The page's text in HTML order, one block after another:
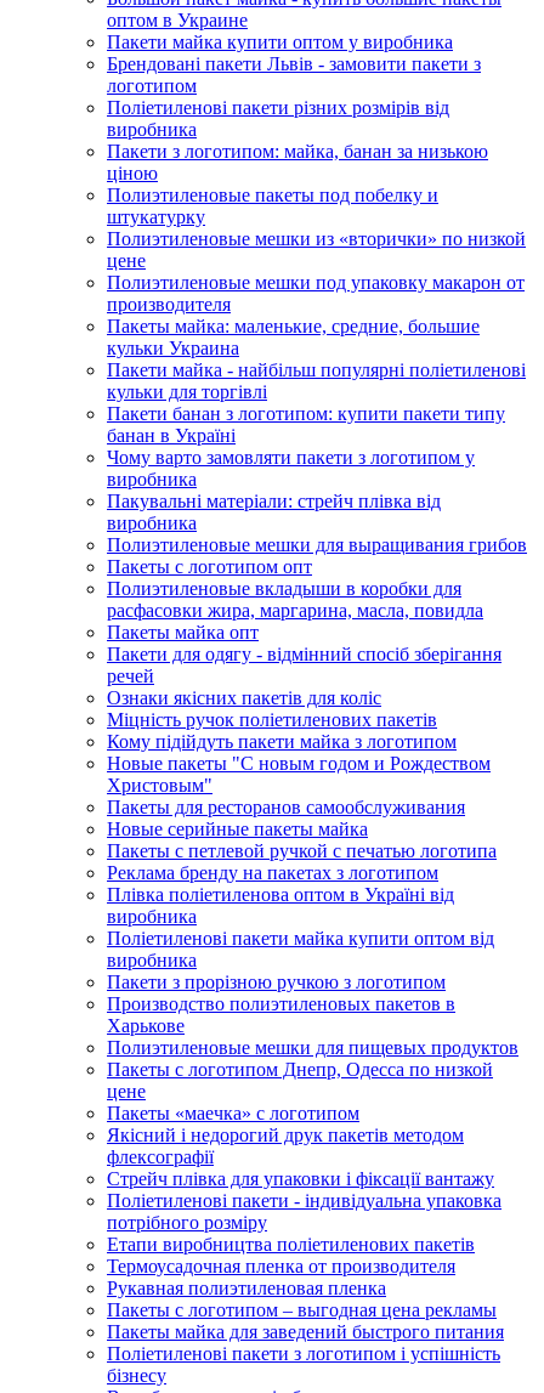
оптом в Украине
Пакети майка купити оптом у виробника
Брендовані пакети Львів - замовити пакети з
логотипом
Поліетиленові пакети різних розмірів від
виробника
Пакети з логотипом: майка, банан за низькою
ціною
Полиэтиленовые пакеты под побелку и
штукатурку
Полиэтиленовые мешки из «вторички» по низкой
цене
Полиэтиленовые мешки под упаковку макарон от
производителя
Пакеты майка: маленькие, средние, большие
кульки Украина
Пакети майка - найбільш популярні поліетиленові
кульки для торгівлі
Пакети банан з логотипом: купити пакети типу
банан в Україні
Чому варто замовляти пакети з логотипом у
виробника
Пакувальні матеріали: стрейч плівка від
виробника
Полиэтиленовые мешки для выращивания грибов
Пакеты с логотипом опт
Полиэтиленовые вкладыши в коробки для
расфасовки жира, маргарина, масла, повидла
Пакеты майка опт
Пакети для одягу - відмінний спосіб зберігання
речей
Ознаки якісних пакетів для коліс
Міцність ручок поліетиленових пакетів
Кому підійдуть пакети майка з логотипом
Новые пакеты "С новым годом и Рождеством
Христовым"
Пакеты для ресторанов самообслуживания
Новые серийные пакеты майка
Пакеты с петлевой ручкой с печатью логотипа
Реклама бренду на пакетах з логотипом
Плівка поліетиленова оптом в Україні від
виробника
Поліетиленові пакети майка купити оптом від
виробника
Пакети з прорізною ручкою з логотипом
Производство полиэтиленовых пакетов в
Харькове
Полиэтиленовые мешки для пищевых продуктов
Пакеты с логотипом Днепр, Одесса по низкой
цене
Пакеты «маечка» с логотипом
Якісний і недорогий друк пакетів методом
флексографії
Стрейч плівка для упаковки і фіксації вантажу
Поліетиленові пакети - індивідуальна упаковка
потрібного розміру
Етапи виробництва поліетиленових пакетів
Термоусадочная пленка от производителя
Рукавная полиэтиленовая пленка
Пакеты с логотипом – выгодная цена рекламы
Пакеты майка для заведений быстрого питания
Поліетиленові пакети з логотипом і успішність
бізнесу